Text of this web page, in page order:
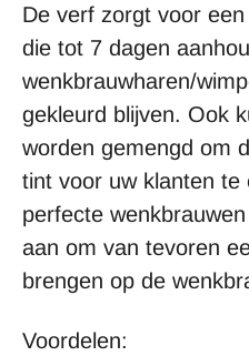
De verf zorgt voor
die tot 7 dagen
wenkbrauwharen/
gekleurd blijven. Ook
worden gemengd om
tint voor uw klanten te
perfecte
aan om van tevoren
brengen op de
Voordelen: